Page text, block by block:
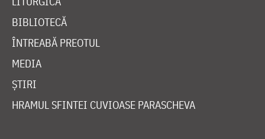
BIBLIOTECĂ
ÎNTREABĂ PREOTUL
MEDIA
ȘTIRI
HRAMUL SFINTEI CUVIOASE PARASCHEVA